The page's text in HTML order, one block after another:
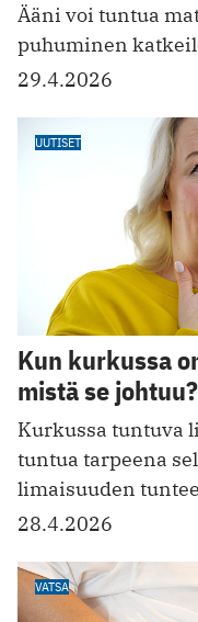
Ääni voi tuntua
puhuminen
29.4.2026
UUTISET
Kun kurkussa
mistä se johtuu?
Kurkussa tuntuva
tuntua tarpeena
limaisuuden
28.4.2026
VATSA